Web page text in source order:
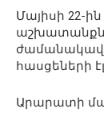
Մայիսի 22-
հասցեների
Արարատի